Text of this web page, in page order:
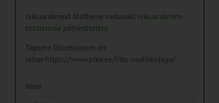
Isikuandmeid töötleme vastavalt Isikuandmete
töötlemise põhimõtetele
Täpsem liitumisvorm on
leitav https://www.pikk.ee/liitu-uudiskirjaga/
Nimi